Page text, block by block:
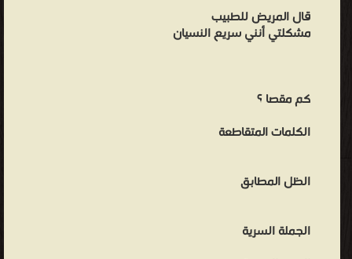
قال المريض للطبيب
مشكلتي أنني سريع النسيان
كم مقصا ؟
الكلمات المتقاطعة
الظل المطابق
الجملة السرية